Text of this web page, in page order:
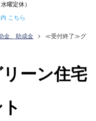
曜定休）
こちら
金、助成金
≪受付終了≫グ
ーン住宅